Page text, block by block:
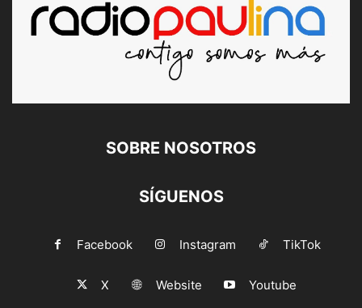
SOBRE NOSOTROS
SÍGUENOS
Facebook Instagram TikTok
X Website Youtube